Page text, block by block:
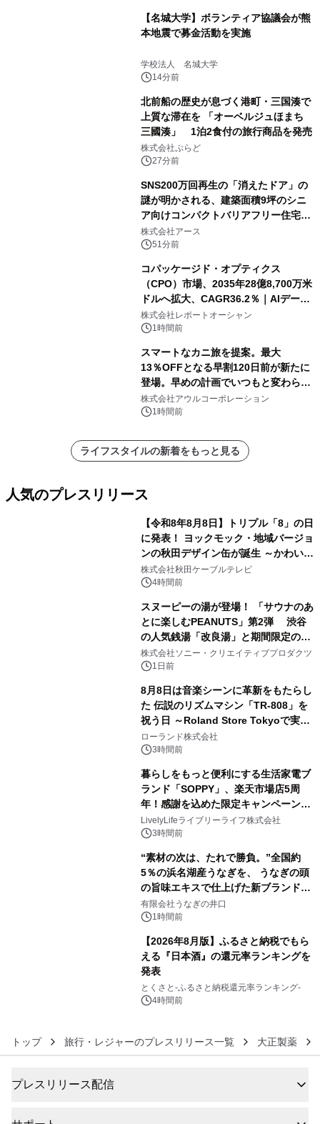
【名城大学】ボランティア協議会が熊
本地震で募金活動を実施
学校法人 名城大学
14分前
北前船の歴史が息づく港町・三国湊で
上質な滞在を 「オーベルジュほまち
三國湊」 1泊2食付の旅行商品を発売
株式会社ぷらど
27分前
SNS200万回再生の「消えたドア」の
謎が明かされる、建築面積9坪のシニ
ア向けコンパクトバリアフリー住宅が
誕生
株式会社アース
51分前
コパッケージド・オプティクス
（CPO）市場、2035年28億8,700万米
ドルへ拡大、CAGR36.2％｜AIデータ
センター・高速光通信需要が成長を加
速
株式会社レポートオーシャン
1時間前
スマートなカニ旅を提案。最大
13％OFFとなる早割120日前が新たに
登場。早めの計画でいつもと変わらぬ
大人の冬旅を。ー夕日ヶ浦温泉「佳松
苑 別邸ふうか」ー
株式会社アウルコーポレーション
1時間前
ライフスタイルの新着をもっと見る
人気のプレスリリース
【令和8年8月8日】トリプル「8」の日
に発表！ ヨックモック・地域バージョ
ンの秋田デザイン缶が誕生 ～かわいい
秋田犬の子犬と秋田の四季と名所を巡
るパッケージ～ 9月1日(火)秋田県内で
株式会社秋田ケーブルテレビ
4時間前
スヌーピーの湯が登場！ 「サウナのあ
とに楽しむPEANUTS」第2弾 渋谷
の人気銭湯「改良湯」と期間限定のコ
ラボレーション サウナイキタイコラ
ボグッズも発売決定！
株式会社ソニー・クリエイティブプロダクツ
1日前
8月8日は音楽シーンに革新をもたらし
た 伝説のリズムマシン「TR-808」を
祝う日 ～Roland Store Tokyoで実機
を展示しての 記念キャンペーンを開
催 英国ラジオ「NTS」の 特別プログ
アーティストを フィーチャーしたアニ
メーションを公開～
ローランド株式会社
3時間前
暮らしをもっと便利にする生活家電ブ
ランド「SOPPY」、楽天市場店5周
年！感謝を込めた限定キャンペーンを
8月10日より開催
LivelyLifeライブリーライフ株式会社
3時間前
“素材の次は、たれで勝負。”全国約
5％の浜名湖産うなぎを、 うなぎの頭
の旨味エキスで仕上げた新ブランド
「井口の誉」誕生
有限会社うなぎの井口
1時間前
【2026年8月版】ふるさと納税でもら
える『日本酒』の還元率ランキングを
発表
とくさと-ふるさと納税還元率ランキング-
4時間前
トップ 旅行・レジャーのプレスリリース一覧 大正製薬
プレスリリース配信